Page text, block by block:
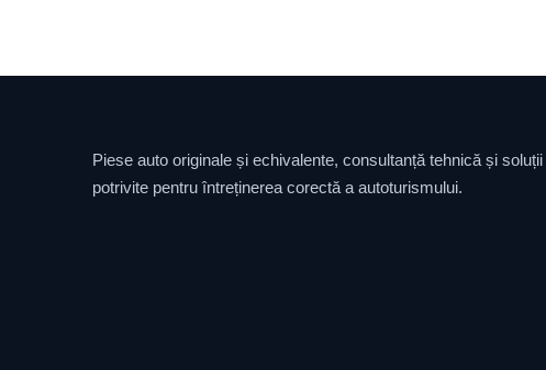
Piese auto originale și echivalente, consultanță tehnică și soluții
potrivite pentru întreținerea corectă a autoturismului.